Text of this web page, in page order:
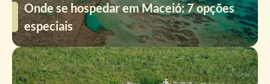
Onde se hospedar em Maceió: 7 opções
especiais